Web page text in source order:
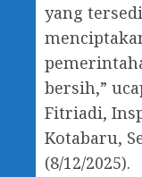
yang
bersih,”
Fitriadi,
Kotabaru,
(8/12/2025).